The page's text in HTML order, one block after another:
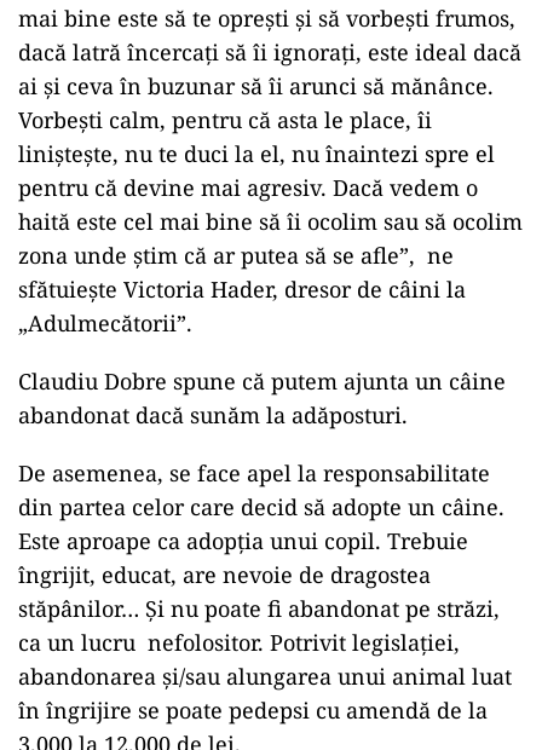
mai bine este să te oprești și să vorbești frumos,
dacă latră încercați să îi ignorați, este ideal dacă
ai și ceva în buzunar să îi arunci să mănânce.
Vorbești calm, pentru că asta le place, îi
liniștește, nu te duci la el, nu înaintezi spre el
pentru că devine mai agresiv. Dacă vedem o
haită este cel mai bine să îi ocolim sau să ocolim
zona unde știm că ar putea să se afle”, ne
sfătuiește Victoria Hader, dresor de câini la
„Adulmecătorii”.
Claudiu Dobre spune că putem ajunta un câine
abandonat dacă sunăm la adăposturi.
De asemenea, se face apel la responsabilitate
din partea celor care decid să adopte un câine.
Este aproape ca adopția unui copil. Trebuie
îngrijit, educat, are nevoie de dragostea
stăpânilor… Și nu poate fi abandonat pe străzi,
ca un lucru nefolositor. Potrivit legislației,
abandonarea și/sau alungarea unui animal luat
în îngrijire se poate pedepsi cu amendă de la
3.000 la 12.000 de lei.